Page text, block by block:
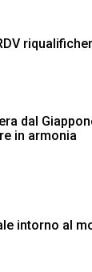
dal
in armonia
intorno al